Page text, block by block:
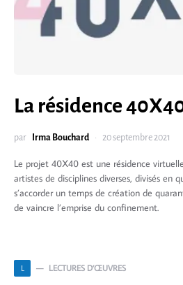
La résidence
par Irma Bouchard 20 septembre 2021
Le projet 40X40 est une résidence
artistes de disciplines diverses, divisés en
s’accorder un temps de création de
de vaincre l’emprise du confinement.
L LECTURES D’ŒUVRES